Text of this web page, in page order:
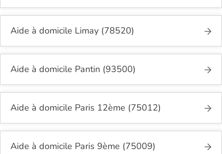
Aide à domicile Limay (78520)
Aide à domicile Pantin (93500)
Aide à domicile Paris 12ème (75012)
Aide à domicile Paris 9ème (75009)